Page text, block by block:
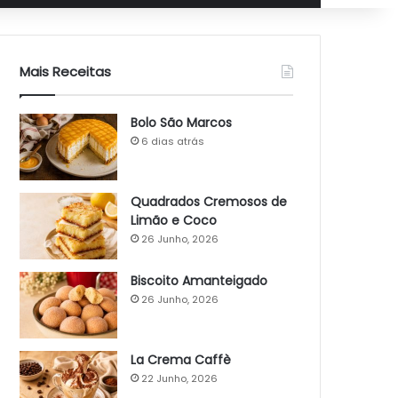
Mais Receitas
Bolo São Marcos
6 dias atrás
Quadrados Cremosos de
Limão e Coco
26 Junho, 2026
Biscoito Amanteigado
26 Junho, 2026
La Crema Caffè
22 Junho, 2026